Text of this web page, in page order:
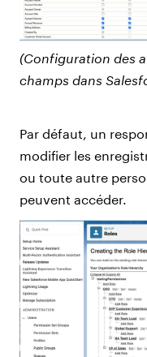
(Configuration des
champs dans
Par défaut, un
modifier les
ou toute autre
peuvent accéder.